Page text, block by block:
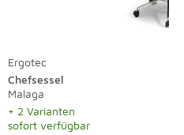
Ergotec
Chefsessel
Malaga
+ 2 Varianten
sofort verfügbar